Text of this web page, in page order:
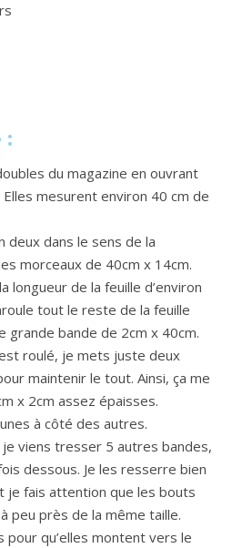
:
du magazine en ouvrant
mesurent environ 40 cm de
deux dans le sens de la
morceaux de 40cm x 14cm.
longueur de la feuille d’environ
tout le reste de la feuille
grande bande de 2cm x 40cm.
roulé, je mets juste deux
maintenir le tout. Ainsi, ça me
x 2cm assez épaisses.
à côté des autres.
viens tresser 5 autres bandes,
dessous. Je les resserre bien
je fais attention que les bouts
peu près de la même taille.
pour qu’elles montent vers le